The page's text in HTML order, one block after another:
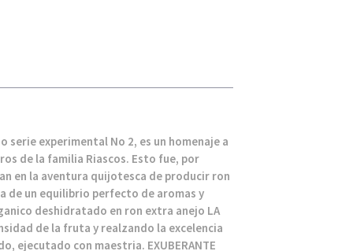
serie experimental No 2, es un homenaje a
de la familia Riascos. Esto fue, por
en la aventura quijotesca de producir ron
de un equilibrio perfecto de aromas y
deshidratado en ron extra anejo LA
de la fruta y realzando la excelencia
ejecutado con maestria. EXUBERANTE